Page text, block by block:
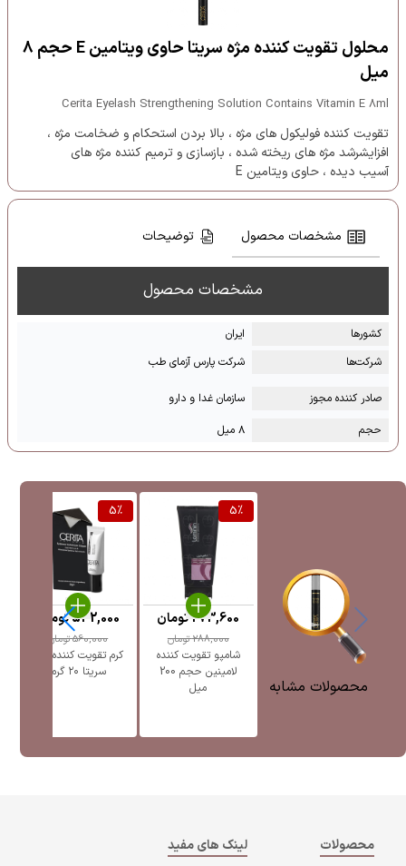
محلول تقویت کننده مژه سریتا حاوی ویتامین E حجم ۸
میل
Cerita Eyelash Strengthening Solution Contains Vitamin E 8ml
تقویت کننده فولیکول های مژه ، بالا بردن استحکام و ضخامت مژه ،
افزایشرشد مژه های ریخته شده ، بازسازی و ترمیم کننده مژه های
آسیب دیده ، حاوی ویتامین E
مشخصات محصول توضیحات
مشخصات محصول
کشور‌ها
ایران
شرکت‌ها
شرکت پارس آزمای طب
صادر کننده مجوز
سازمان غدا و دارو
حجم
۸ میل
محصولات مشابه
5%
شامپو تقویت کننده
لامینین حجم 200
میل
288,000تومان
273,600تومان
5%
کرم تقویت کننده ابرو
سریتا ۲۰ گرم
560,000تومان
532,000تومان
محصولات لینک های مفید